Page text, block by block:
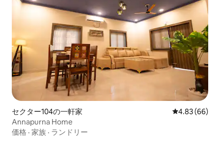
セクター104の一軒家 レビュー66
4.83 (66)
Annapurna Home
価格 · 家族 · ランドリー